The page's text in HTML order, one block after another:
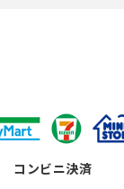
コンビニ決済